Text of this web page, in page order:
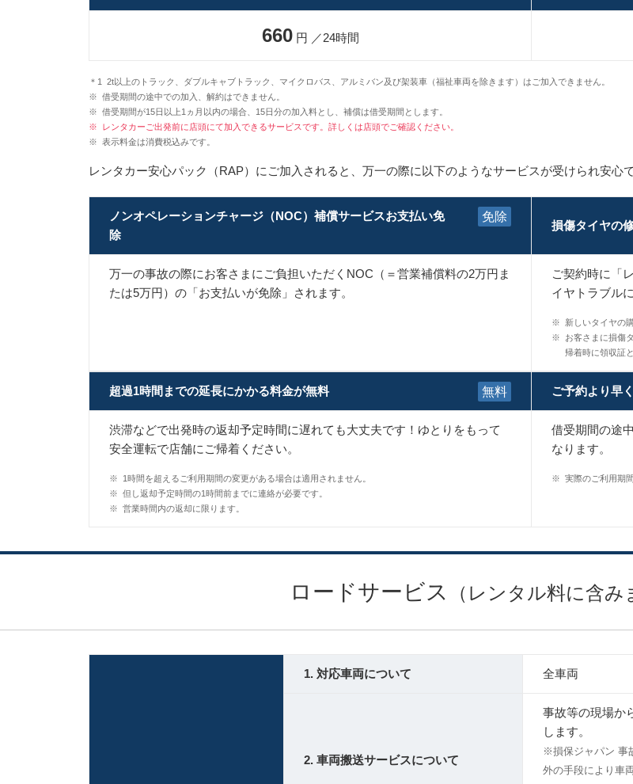
660円 ／24時間
＊1
2t以上のトラック、ダブルキャブトラック、マイクロバス、アルミバン及び架装車（福祉車両を除きます）はご加入できません。
※ 借受期間の途中での加入、解約はできません。
※ 借受期間が15日以上1ヵ月以内の場合、15日分の加入料とし、補償は借受期間とします。
※
レンタカーご出発前に店頭にて加入できるサービスです。詳しくは店頭でご確認ください。
※ 表示料金は消費税込みです。
レンタカー安心パック（RAP）にご加入されると、万一の際に以下のようなサービスが受けられ安心で
ノンオペレーションチャージ（NOC）補償サービスお支払い免
除
免除
損傷タイヤの
万一の事故の際にお客さまにご負担いただくNOC（＝営業補償料の2万円ま
たは5万円）の 「お支払いが免除」 されます。
ご契約時に「
イヤトラブル
※
新しいタイヤの
※
お客さまに損傷
帰着時に領収証
超過1時間までの延長にかかる料金が無料 無料 ご予約より早
渋滞などで出発時の返却予定時間に遅れても大丈夫です！ゆとりをもって
安全運転で店舗にご帰着ください。
※
1時間を超えるご利用期間の変更がある場合は適用されません。
※ 但し返却予定時間の1時間前までに連絡が必要です。
※ 営業時間内の返却に限ります。
借受期間の途
なります。
※ 実際のご利用期
ロードサービス （レンタル料に含み
1. 対応車両について 全車両
2. 車両搬送サービスについて
事故等の現場か
します。
※損保ジャパン 事
外の手段により車